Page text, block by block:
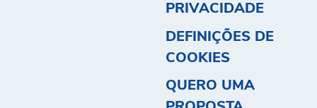
PRIVACIDADE
DEFINIÇÕES DE
COOKIES
QUERO UMA